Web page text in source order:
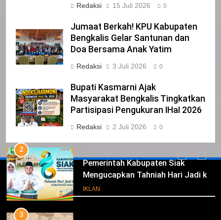
Redaksi 15 Juli 2026 0
Jumaat Berkah! KPU Kabupaten
Bengkalis Gelar Santunan dan
Doa Bersama Anak Yatim
Redaksi 3 Juli 2026 0
Bupati Kasmarni Ajak
Masyarakat Bengkalis Tingkatkan
Partisipasi Pengukuran IHaI 2026
Redaksi 2 Juli 2026 0
Iklan
NURGARAHA HARPAL NOVTEN, SH
CALON ANGGOTA DPRD PROVINSI
Pimpinan Beserta Anggota DPRD
Kabupaten Siak Mengucapkan
IKLAN
2
Pemerintah Kabupaten Siak
Mengucapkan Tahniah Hari Jadi ke-
26 Kabupaten Siak
IKLAN
3